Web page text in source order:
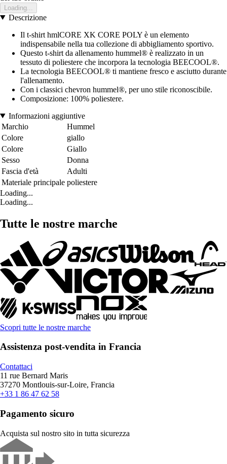
Loading...
Descrizione
Il t-shirt hmlCORE XK CORE POLY è un elemento
indispensabile nella tua collezione di abbigliamento sportivo.
Questo t-shirt da allenamento hummel® è realizzato in un
tessuto di poliestere che incorpora la tecnologia BEECOOL®.
La tecnologia BEECOOL® ti mantiene fresco e asciutto durante
l'allenamento.
Con i classici chevron hummel®, per uno stile riconoscibile.
Composizione: 100% poliestere.
Informazioni aggiuntive
Marchio
Hummel
Colore
giallo
Colore
Giallo
Sesso
Donna
Fascia d'età
Adulti
Materiale principale poliestere
Loading...
Loading...
Tutte le nostre marche
Scopri tutte le nostre marche
Assistenza post-vendita in Francia
Contattaci
11 rue Bernard Maris
37270 Montlouis-sur-Loire, Francia
+33 1 86 47 62 58
Pagamento sicuro
Acquista sul nostro sito in tutta sicurezza